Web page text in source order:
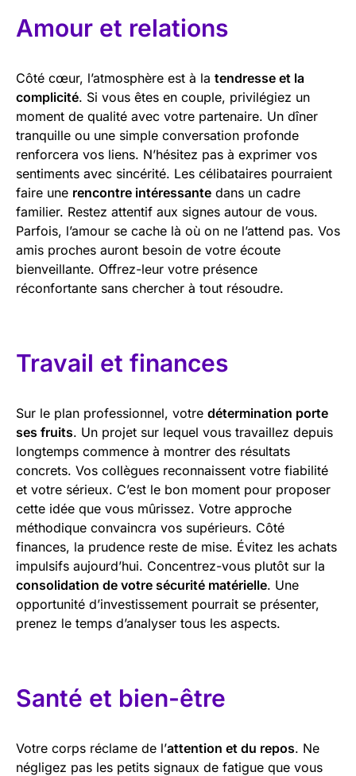
Amour et relations
Côté cœur, l’atmosphère est à la tendresse et la
complicité. Si vous êtes en couple, privilégiez un
moment de qualité avec votre partenaire. Un dîner
tranquille ou une simple conversation profonde
renforcera vos liens. N’hésitez pas à exprimer vos
sentiments avec sincérité. Les célibataires pourraient
faire une rencontre intéressante dans un cadre
familier. Restez attentif aux signes autour de vous.
Parfois, l’amour se cache là où on ne l’attend pas. Vos
amis proches auront besoin de votre écoute
bienveillante. Offrez-leur votre présence
réconfortante sans chercher à tout résoudre.
Travail et finances
Sur le plan professionnel, votre détermination porte
ses fruits. Un projet sur lequel vous travaillez depuis
longtemps commence à montrer des résultats
concrets. Vos collègues reconnaissent votre fiabilité
et votre sérieux. C’est le bon moment pour proposer
cette idée que vous mûrissez. Votre approche
méthodique convaincra vos supérieurs. Côté
finances, la prudence reste de mise. Évitez les achats
impulsifs aujourd’hui. Concentrez-vous plutôt sur la
consolidation de votre sécurité matérielle. Une
opportunité d’investissement pourrait se présenter,
prenez le temps d’analyser tous les aspects.
Santé et bien-être
Votre corps réclame de l’attention et du repos. Ne
négligez pas les petits signaux de fatigue que vous